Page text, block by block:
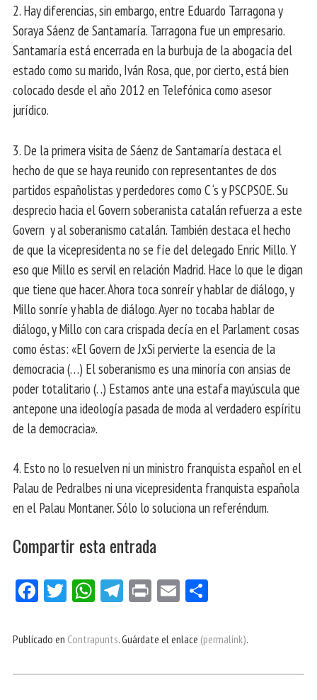
2. Hay diferencias, sin embargo, entre Eduardo Tarragona y
Soraya Sáenz de Santamaría. Tarragona fue un empresario.
Santamaría está encerrada en la burbuja de la abogacía del
estado como su marido, Iván Rosa, que, por cierto, está bien
colocado desde el año 2012 en Telefónica como asesor
jurídico.
3. De la primera visita de Sáenz de Santamaría destaca el
hecho de que se haya reunido con representantes de dos
partidos españolistas y perdedores como C ‘s y PSCPSOE. Su
desprecio hacia el Govern soberanista catalán refuerza a este
Govern y al soberanismo catalán. También destaca el hecho
de que la vicepresidenta no se fíe del delegado Enric Millo. Y
eso que Millo es servil en relación Madrid. Hace lo que le digan
que tiene que hacer. Ahora toca sonreír y hablar de diálogo, y
Millo sonríe y habla de diálogo. Ayer no tocaba hablar de
diálogo, y Millo con cara crispada decía en el Parlament cosas
como éstas: «El Govern de JxSi pervierte la esencia de la
democracia (…) El soberanismo es una minoría con ansias de
poder totalitario (. .) Estamos ante una estafa mayúscula que
antepone una ideología pasada de moda al verdadero espíritu
de la democracia».
4. Esto no lo resuelven ni un ministro franquista español en el
Palau de Pedralbes ni una vicepresidenta franquista española
en el Palau Montaner. Sólo lo soluciona un referéndum.
Compartir esta entrada
Fa
bo
Tw
er
W
ts
p
Te
gr
m
Pri E
ail pa
r
Publicado en Contrapunts. Guárdate el enlace (permalink).